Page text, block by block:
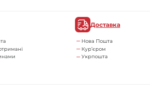
Доставка
Нова Пошта
Кур’єром
Укрпошта